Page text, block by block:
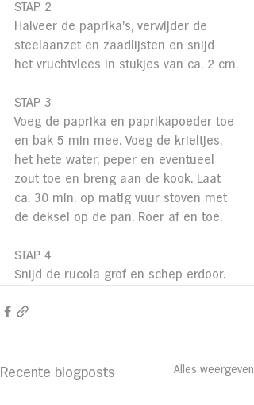
STAP 2
Halveer de paprika’s, verwijder de
steelaanzet en zaadlijsten en snijd
het vruchtvlees in stukjes van ca. 2 cm.
STAP 3
Voeg de paprika en paprikapoeder toe
en bak 5 min mee. Voeg de krieltjes,
het hete water, peper en eventueel
zout toe en breng aan de kook. Laat
ca. 30 min. op matig vuur stoven met
de deksel op de pan. Roer af en toe.
STAP 4
Snijd de rucola grof en schep erdoor.
Recente blogposts Alles weergeven